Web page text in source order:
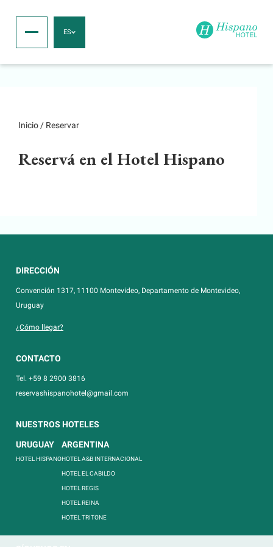
ES
Inicio / Reservar
Reservá en el Hotel Hispano
DIRECCIÓN
Convención 1317, 11100 Montevideo, Departamento de Montevideo,
Uruguay
¿Cómo llegar?
CONTACTO
Tel. +59 8 2900 3816
reservashispanohotel@gmail.com
NUESTROS HOTELES
URUGUAY
HOTEL HISPANO
ARGENTINA
HOTEL A&B INTERNACIONAL
HOTEL EL CABILDO
HOTEL REGIS
HOTEL REINA
HOTEL TRITONE